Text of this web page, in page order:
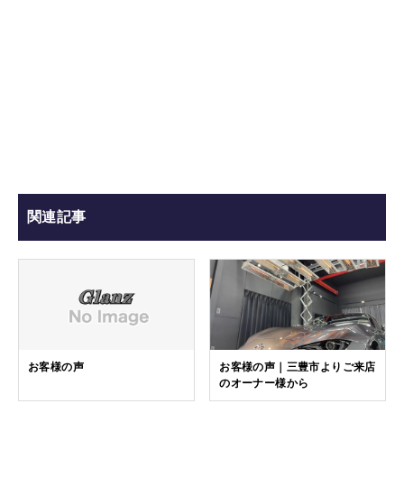
関連記事
お客様の声
お客様の声｜三豊市よりご来店
のオーナー様から